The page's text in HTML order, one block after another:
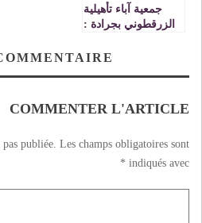
جمعية آباء تأهيلية
الزرقطوني بجرادة :
COMMENTER L'ARTICLE
publiée. Les champs obligatoires sont
indiqués avec
*